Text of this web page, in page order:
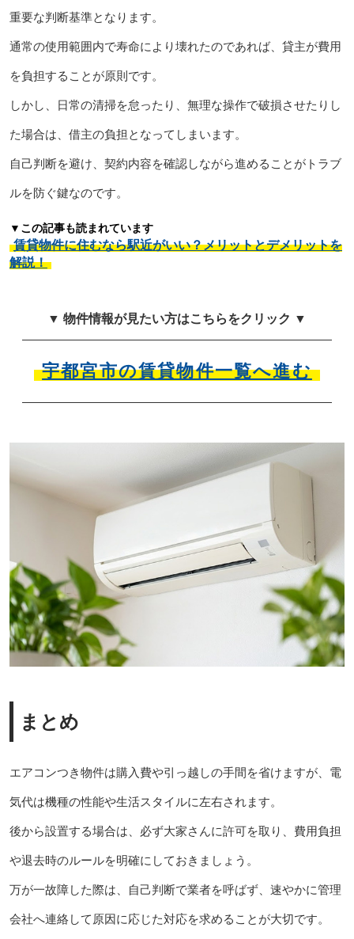
重要な判断基準となります。
通常の使用範囲内で寿命により壊れたのであれば、貸主が費用
を負担することが原則です。
しかし、日常の清掃を怠ったり、無理な操作で破損させたりし
た場合は、借主の負担となってしまいます。
自己判断を避け、契約内容を確認しながら進めることがトラブ
ルを防ぐ鍵なのです。
▼この記事も読まれています
賃貸物件に住むなら駅近がいい？メリットとデメリットを
解説！
▼ 物件情報が見たい方はこちらをクリック ▼
宇都宮市の賃貸物件一覧へ進む
まとめ
エアコンつき物件は購入費や引っ越しの手間を省けますが、電
気代は機種の性能や生活スタイルに左右されます。
後から設置する場合は、必ず大家さんに許可を取り、費用負担
や退去時のルールを明確にしておきましょう。
万が一故障した際は、自己判断で業者を呼ばず、速やかに管理
会社へ連絡して原因に応じた対応を求めることが大切です。